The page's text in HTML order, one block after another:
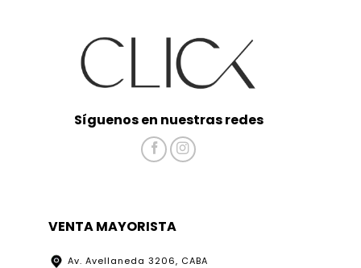
Síguenos en nuestras redes
VENTA MAYORISTA
Av. Avellaneda 3206, CABA